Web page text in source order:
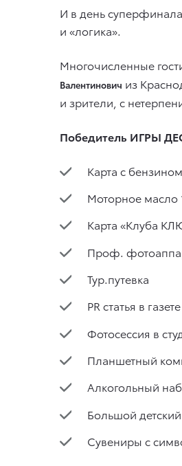
И в день
и «логика».
Многочисленные
Валентинович из
и зрители, с
Победитель ИГРЫ
Карта с
Моторное масло
Карта «Клуба
Проф.
Тур.путевка
PR статья в
Фотосессия в
Планшетный
Алкогольный
Большой
Сувениры с